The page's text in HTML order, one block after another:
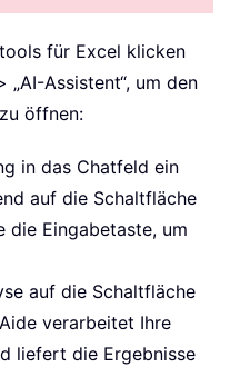
für Excel klicken
„AI-Assistent“, um den
öffnen:
in das Chatfeld ein
auf die Schaltfläche
die Eingabetaste, um
auf die Schaltfläche
Aide verarbeitet Ihre
liefert die Ergebnisse